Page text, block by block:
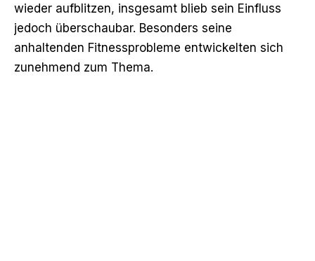
wieder aufblitzen, insgesamt blieb sein Einfluss
jedoch überschaubar. Besonders seine
anhaltenden Fitnessprobleme entwickelten sich
zunehmend zum Thema.